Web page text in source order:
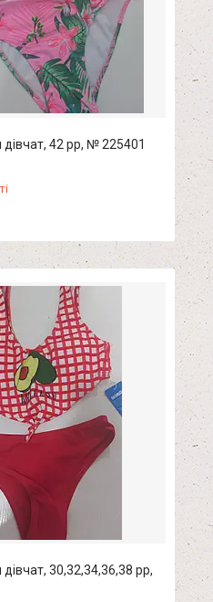
42 рр, № 225401
30,32,34,36,38 рр,